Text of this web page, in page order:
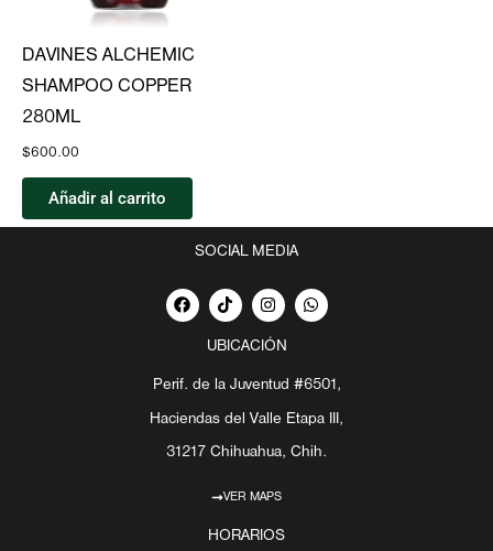
DAVINES ALCHEMIC
SHAMPOO COPPER
280ML
$600.00
Añadir al carrito
SOCIAL MEDIA
F
a
c
o
o
k
T
i
k
t
k
I
n
s
t
g
r
a
m
W
h
a
a
p
p
UBICACIÓN
Perif. de la Juventud #6501,
Haciendas del Valle Etapa III,
31217 Chihuahua, Chih.
VER MAPS
HORARIOS